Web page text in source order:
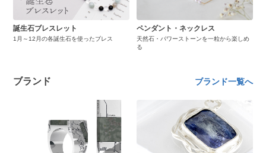
誕生石ブレスレット
1月～12月の各誕生石を使ったブレス
ペンダント・ネックレス
天然石・パワーストーンを一粒から楽しめ
る
ブランド ブランド一覧へ